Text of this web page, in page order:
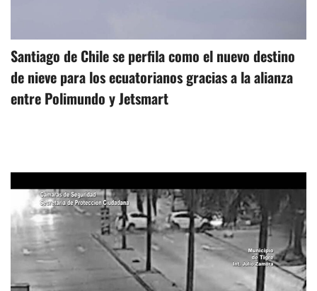
Santiago de Chile se perfila como el nuevo destino
de nieve para los ecuatorianos gracias a la alianza
entre Polimundo y Jetsmart